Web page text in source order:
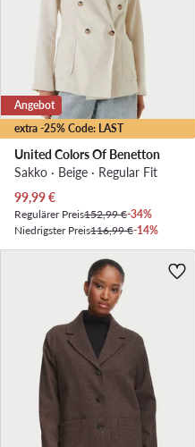
extra -25% Code: LAST
Angebot
United Colors Of Benetton
Sakko · Beige · Regular Fit
Aktueller Preis
99,99€
Regulärer Preis152,99 €-34%
Niedrigster Preis116,99 €-14%